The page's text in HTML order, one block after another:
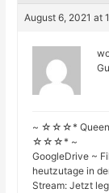
August 6, 2021 at
~ ☆☆☆*
☆☆☆* ~
GoogleDrive ~
heutzutage in
Stream: Jetzt